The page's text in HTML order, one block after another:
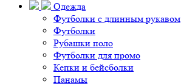
Одежда
Футболки с длинным рукавом
Футболки
Рубашки поло
Футболки для промо
Кепки и бейсболки
Панамы